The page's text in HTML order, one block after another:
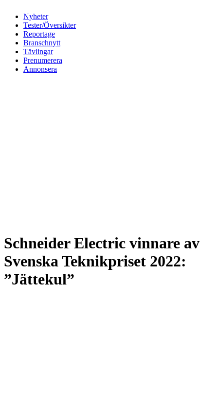
Nyheter
Tester/Översikter
Reportage
Branschnytt
Tävlingar
Prenumerera
Annonsera
Schneider Electric vinnare av
Svenska Teknikpriset 2022:
”Jättekul”